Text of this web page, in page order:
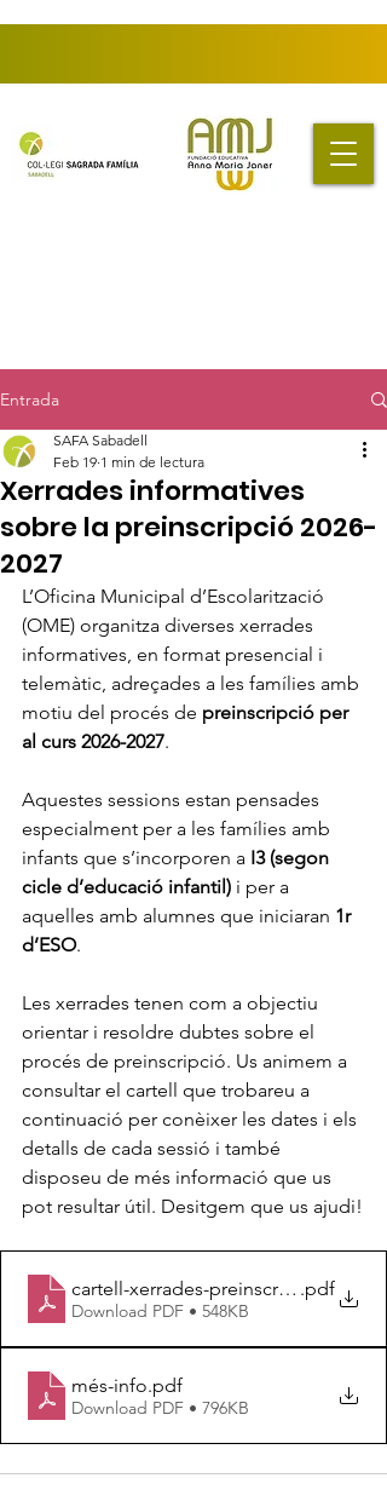
Entrada
Xerrades informatives
sobre la preinscripció 2026-
2027
SAFA Sabadell
Feb 19 1 min de lectura
L’Oficina Municipal d’Escolarització
(OME) organitza diverses xerrades
informatives, en format presencial i
telemàtic, adreçades a les famílies amb
motiu del procés de preinscripció per
al curs 2026-2027.
Aquestes sessions estan pensades
especialment per a les famílies amb
infants que s’incorporen a I3 (segon
cicle d’educació infantil) i per a
aquelles amb alumnes que iniciaran 1r
d’ESO.
Les xerrades tenen com a objectiu
orientar i resoldre dubtes sobre el
procés de preinscripció. Us animem a
consultar el cartell que trobareu a
continuació per conèixer les dates i els
detalls de cada sessió i també
disposeu de més informació que us
pot resultar útil. Desitgem que us ajudi!
cartell-xerrades-preinscripcio
.pdf
Download PDF • 548KB
més-info.pdf
Download PDF • 796KB